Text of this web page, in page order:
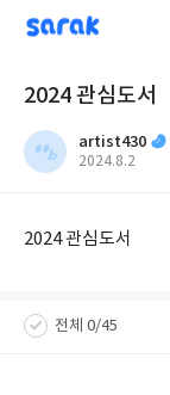
sarak
2024 관심도서
artist430
작
2024.8.2
2024 관심도서
전체 0/45